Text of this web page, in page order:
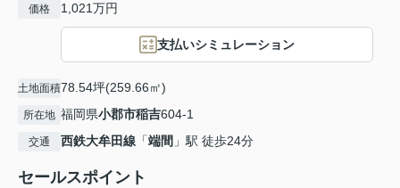
価格 1,021万円
支払いシミュレーション
土地面積78.54坪(259.66㎡)
所在地 福岡県小郡市稲吉604-1
交通 西鉄大牟田線 「端間 」駅 徒歩24分
セールスポイント